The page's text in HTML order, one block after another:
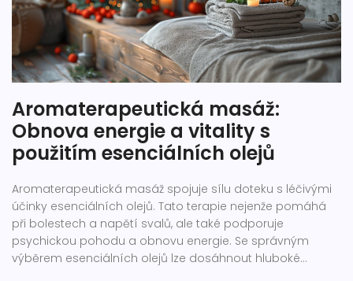
Aromaterapeutická masáž:
Obnova energie a vitality s
použitím esenciálních olejů
Aromaterapeutická masáž spojuje sílu doteku s léčivými
účinky esenciálních olejů. Tato terapie nejenže pomáhá
při bolestech a napětí svalů, ale také podporuje
psychickou pohodu a obnovu energie. Se správným
výběrem esenciálních olejů lze dosáhnout hluboké